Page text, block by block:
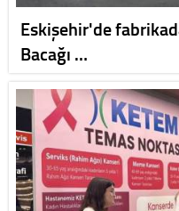
Eskişehir'de
Bacağı …